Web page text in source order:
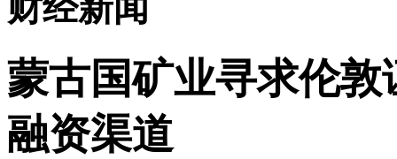
财经新闻
蒙古国矿业寻求伦
融资渠道